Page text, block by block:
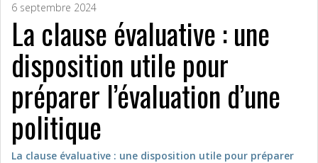
6 septembre 2024
La clause évaluative : une
disposition utile pour
préparer l’évaluation d’une
politique
La clause évaluative : une disposition utile pour préparer